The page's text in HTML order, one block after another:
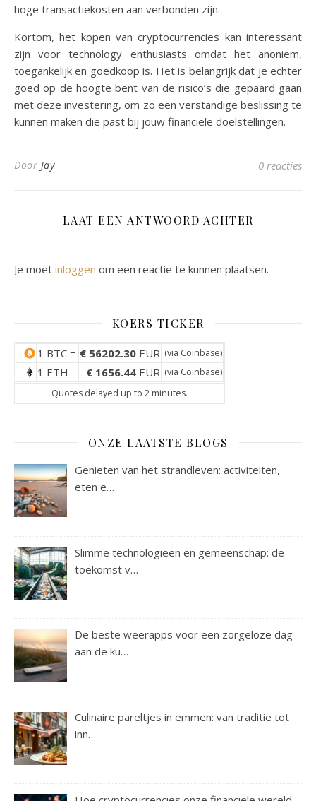
hoge transactiekosten aan verbonden zijn.
Kortom, het kopen van cryptocurrencies kan interessant
zijn voor technology enthusiasts omdat het anoniem,
toegankelijk en goedkoop is. Het is belangrijk dat je echter
goed op de hoogte bent van de risico’s die gepaard gaan
met deze investering, om zo een verstandige beslissing te
kunnen maken die past bij jouw financiële doelstellingen.
Door Jay 0 reacties
LAAT EEN ANTWOORD ACHTER
Je moet inloggen om een reactie te kunnen plaatsen.
KOERS TICKER
1 BTC = € 56202.30 EUR (via Coinbase)
1 ETH = € 1656.44 EUR (via Coinbase)
Quotes delayed up to 2 minutes.
ONZE LAATSTE BLOGS
Genieten van het strandleven: activiteiten,
eten e…
Slimme technologieën en gemeenschap: de
toekomst v…
De beste weerapps voor een zorgeloze dag
aan de ku…
Culinaire pareltjes in emmen: van traditie tot
inn…